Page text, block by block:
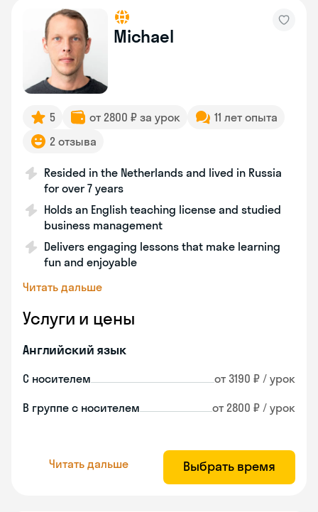
Michael
5 от 2800 ₽ за урок
11 лет опыта
2 отзыва
Resided in the Netherlands and lived in Russia
for over 7 years
Holds an English teaching license and studied
business management
Delivers engaging lessons that make learning
fun and enjoyable
Читать дальше
Услуги и цены
Английский язык
С носителем от 3190 ₽ / урок
В группе с носителем от 2800 ₽ / урок
Читать дальше Выбрать время